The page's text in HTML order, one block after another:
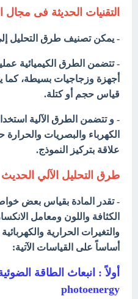
التقنيات الحديثة فى مجال
- يمكن تصنيف طرق التحليل
- تتضمن الطرق الكيميائية
أجهزة وزجاجيات بسيطة، كما
قياس حجم أو كتلة.
- و تتضمن الطرق الآلية
الكهرباء والبصريات
علاقة بتركيز النموذج.
طرق التحليل الآلي الحديث
- تقدر المادة بقياس بعض
الكثافة واللون ومعامل
والتغيرات الحرارية
أساساً على القياسات الآتية:
photoenergy